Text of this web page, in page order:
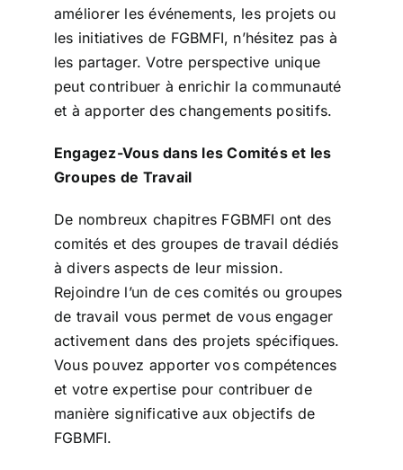
améliorer les événements, les projets ou
les initiatives de FGBMFI, n’hésitez pas à
les partager. Votre perspective unique
peut contribuer à enrichir la communauté
et à apporter des changements positifs.
Engagez-Vous dans les Comités et les
Groupes de Travail
De nombreux chapitres FGBMFI ont des
comités et des groupes de travail dédiés
à divers aspects de leur mission.
Rejoindre l’un de ces comités ou groupes
de travail vous permet de vous engager
activement dans des projets spécifiques.
Vous pouvez apporter vos compétences
et votre expertise pour contribuer de
manière significative aux objectifs de
FGBMFI.